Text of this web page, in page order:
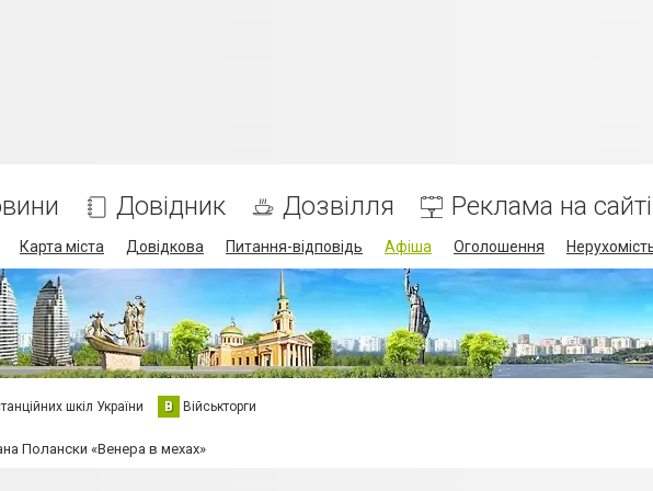
Довідник Дозвілля Реклама на сайті
Карта міста Довідкова Питання-відповідь Афіша Оголошення
шкіл України В Військторги
Полански «Венера в мехах»